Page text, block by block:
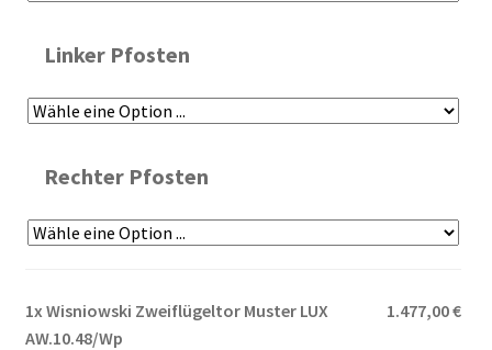
Linker Pfosten
Rechter Pfosten
1x Wisniowski Zweiflügeltor Muster LUX
AW.10.48/Wp
1.477,00 €